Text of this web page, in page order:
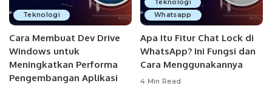
Teknologi
Cara Membuat Dev Drive
Windows untuk
Meningkatkan Performa
Pengembangan Aplikasi
Teknologi
Whatsapp
Apa Itu Fitur Chat Lock di
WhatsApp? Ini Fungsi dan
Cara Menggunakannya
4 Min Read